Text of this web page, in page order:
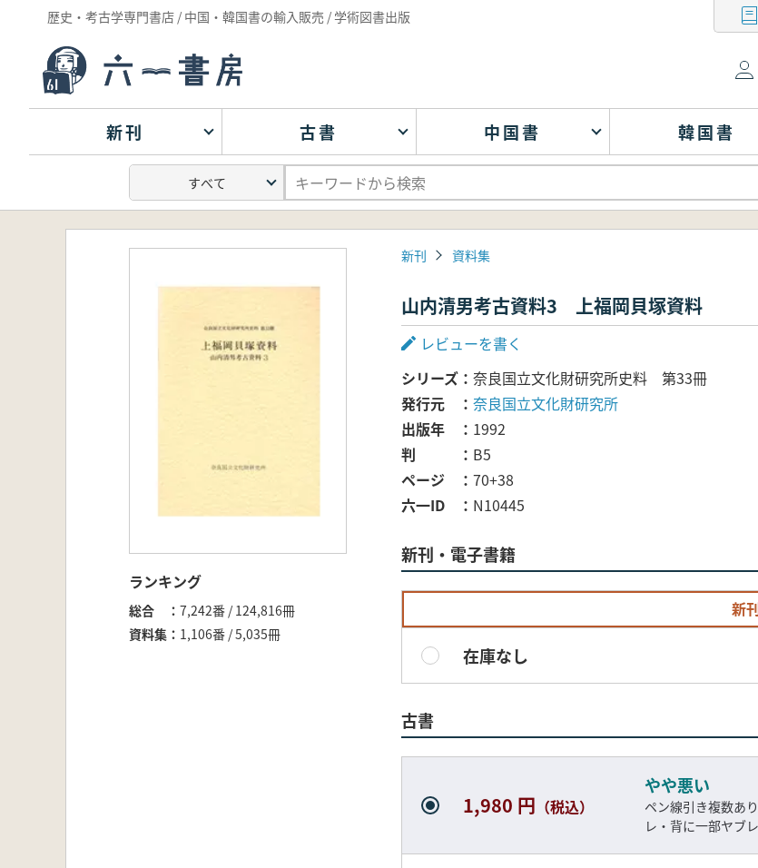
歴史・考古学専門書店 / 中国・韓国書の輸入販売 / 学術図書出版
新刊 古書 中国書 韓国書
ランキング
総合
7,242番 / 124,816冊
資料集
1,106番 / 5,035冊
新刊 資料集
山内清男考古資料3 上福岡貝塚資料
レビューを書く
シリーズ
奈良国立文化財研究所史料 第33冊
発行元
奈良国立文化財研究所
出版年
1992
判
B5
ページ
70+38
六一ID
N10445
新刊・電子書籍
新
在庫なし
古書
1,980 円 （税込）
やや悪い
ペン線引き複数あ
レ・背に一部ヤブ